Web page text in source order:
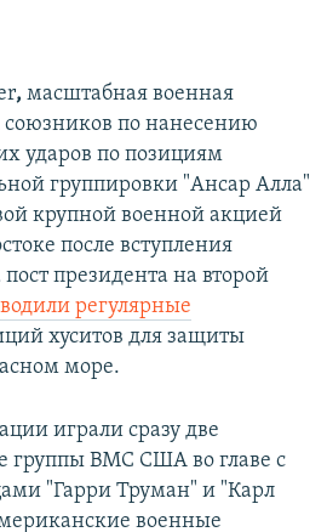
, масштабная военная
по нанесению
ударов по позициям
группировки "Ансар Алла"
крупной военной акцией
после вступления
президента на второй
регулярные
хуситов для защиты
море.
играли сразу две
группы ВМС США во главе с
"Гарри Труман" и "Карл
военные